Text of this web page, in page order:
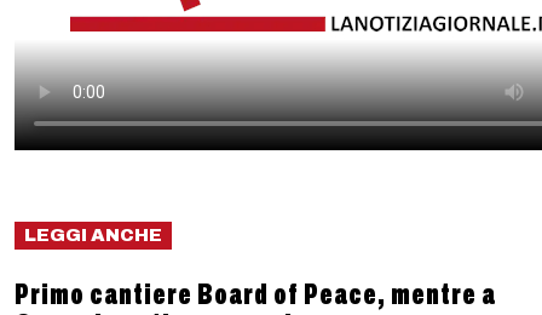
LEGGI ANCHE
Primo cantiere Board of Peace, mentre a